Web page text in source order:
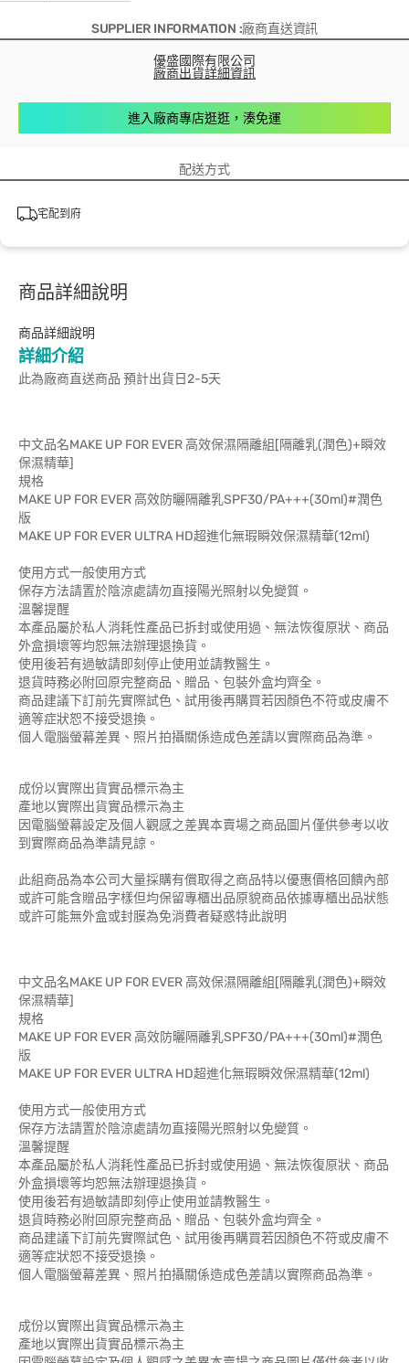
SUPPLIER INFORMATION :廠商直送資訊
優盛國際有限公司
廠商出貨詳細資訊
進入廠商專店逛逛，湊免運
配送方式
宅配到府
商品詳細說明
商品詳細說明
詳細介紹
此為廠商直送商品 預計出貨日2-5天
中文品名MAKE UP FOR EVER 高效保濕隔離組[隔離乳(潤色)+瞬效
保濕精華]
規格
MAKE UP FOR EVER 高效防曬隔離乳SPF30/PA+++(30ml)#潤色
版
MAKE UP FOR EVER ULTRA HD超進化無瑕瞬效保濕精華(12ml)
使用方式一般使用方式
保存方法請置於陰涼處請勿直接陽光照射以免變質。
溫馨提醒
本產品屬於私人消耗性產品已拆封或使用過、無法恢復原狀、商品
外盒損壞等均恕無法辦理退換貨。
使用後若有過敏請即刻停止使用並請教醫生。
退貨時務必附回原完整商品、贈品、包裝外盒均齊全。
商品建議下訂前先實際試色、試用後再購買若因顏色不符或皮膚不
適等症狀恕不接受退換。
個人電腦螢幕差異、照片拍攝關係造成色差請以實際商品為準。
成份以實際出貨實品標示為主
產地以實際出貨實品標示為主
因電腦螢幕設定及個人觀感之差異本賣場之商品圖片僅供參考以收
到實際商品為準請見諒。
此組商品為本公司大量採購有償取得之商品特以優惠價格回饋內部
或許可能含贈品字樣但均保留專櫃出品原貌商品依據專櫃出品狀態
或許可能無外盒或封膜為免消費者疑惑特此說明
中文品名MAKE UP FOR EVER 高效保濕隔離組[隔離乳(潤色)+瞬效
保濕精華]
規格
MAKE UP FOR EVER 高效防曬隔離乳SPF30/PA+++(30ml)#潤色
版
MAKE UP FOR EVER ULTRA HD超進化無瑕瞬效保濕精華(12ml)
使用方式一般使用方式
保存方法請置於陰涼處請勿直接陽光照射以免變質。
溫馨提醒
本產品屬於私人消耗性產品已拆封或使用過、無法恢復原狀、商品
外盒損壞等均恕無法辦理退換貨。
使用後若有過敏請即刻停止使用並請教醫生。
退貨時務必附回原完整商品、贈品、包裝外盒均齊全。
商品建議下訂前先實際試色、試用後再購買若因顏色不符或皮膚不
適等症狀恕不接受退換。
個人電腦螢幕差異、照片拍攝關係造成色差請以實際商品為準。
成份以實際出貨實品標示為主
產地以實際出貨實品標示為主